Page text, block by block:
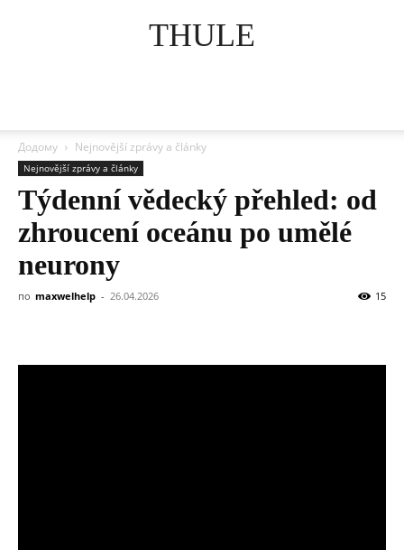
THULE
Додому Nejnovější zprávy a články
Nejnovější zprávy a články
Týdenní vědecký přehled: od
zhroucení oceánu po umělé
neurony
по maxwelhelp - 26.04.2026 15